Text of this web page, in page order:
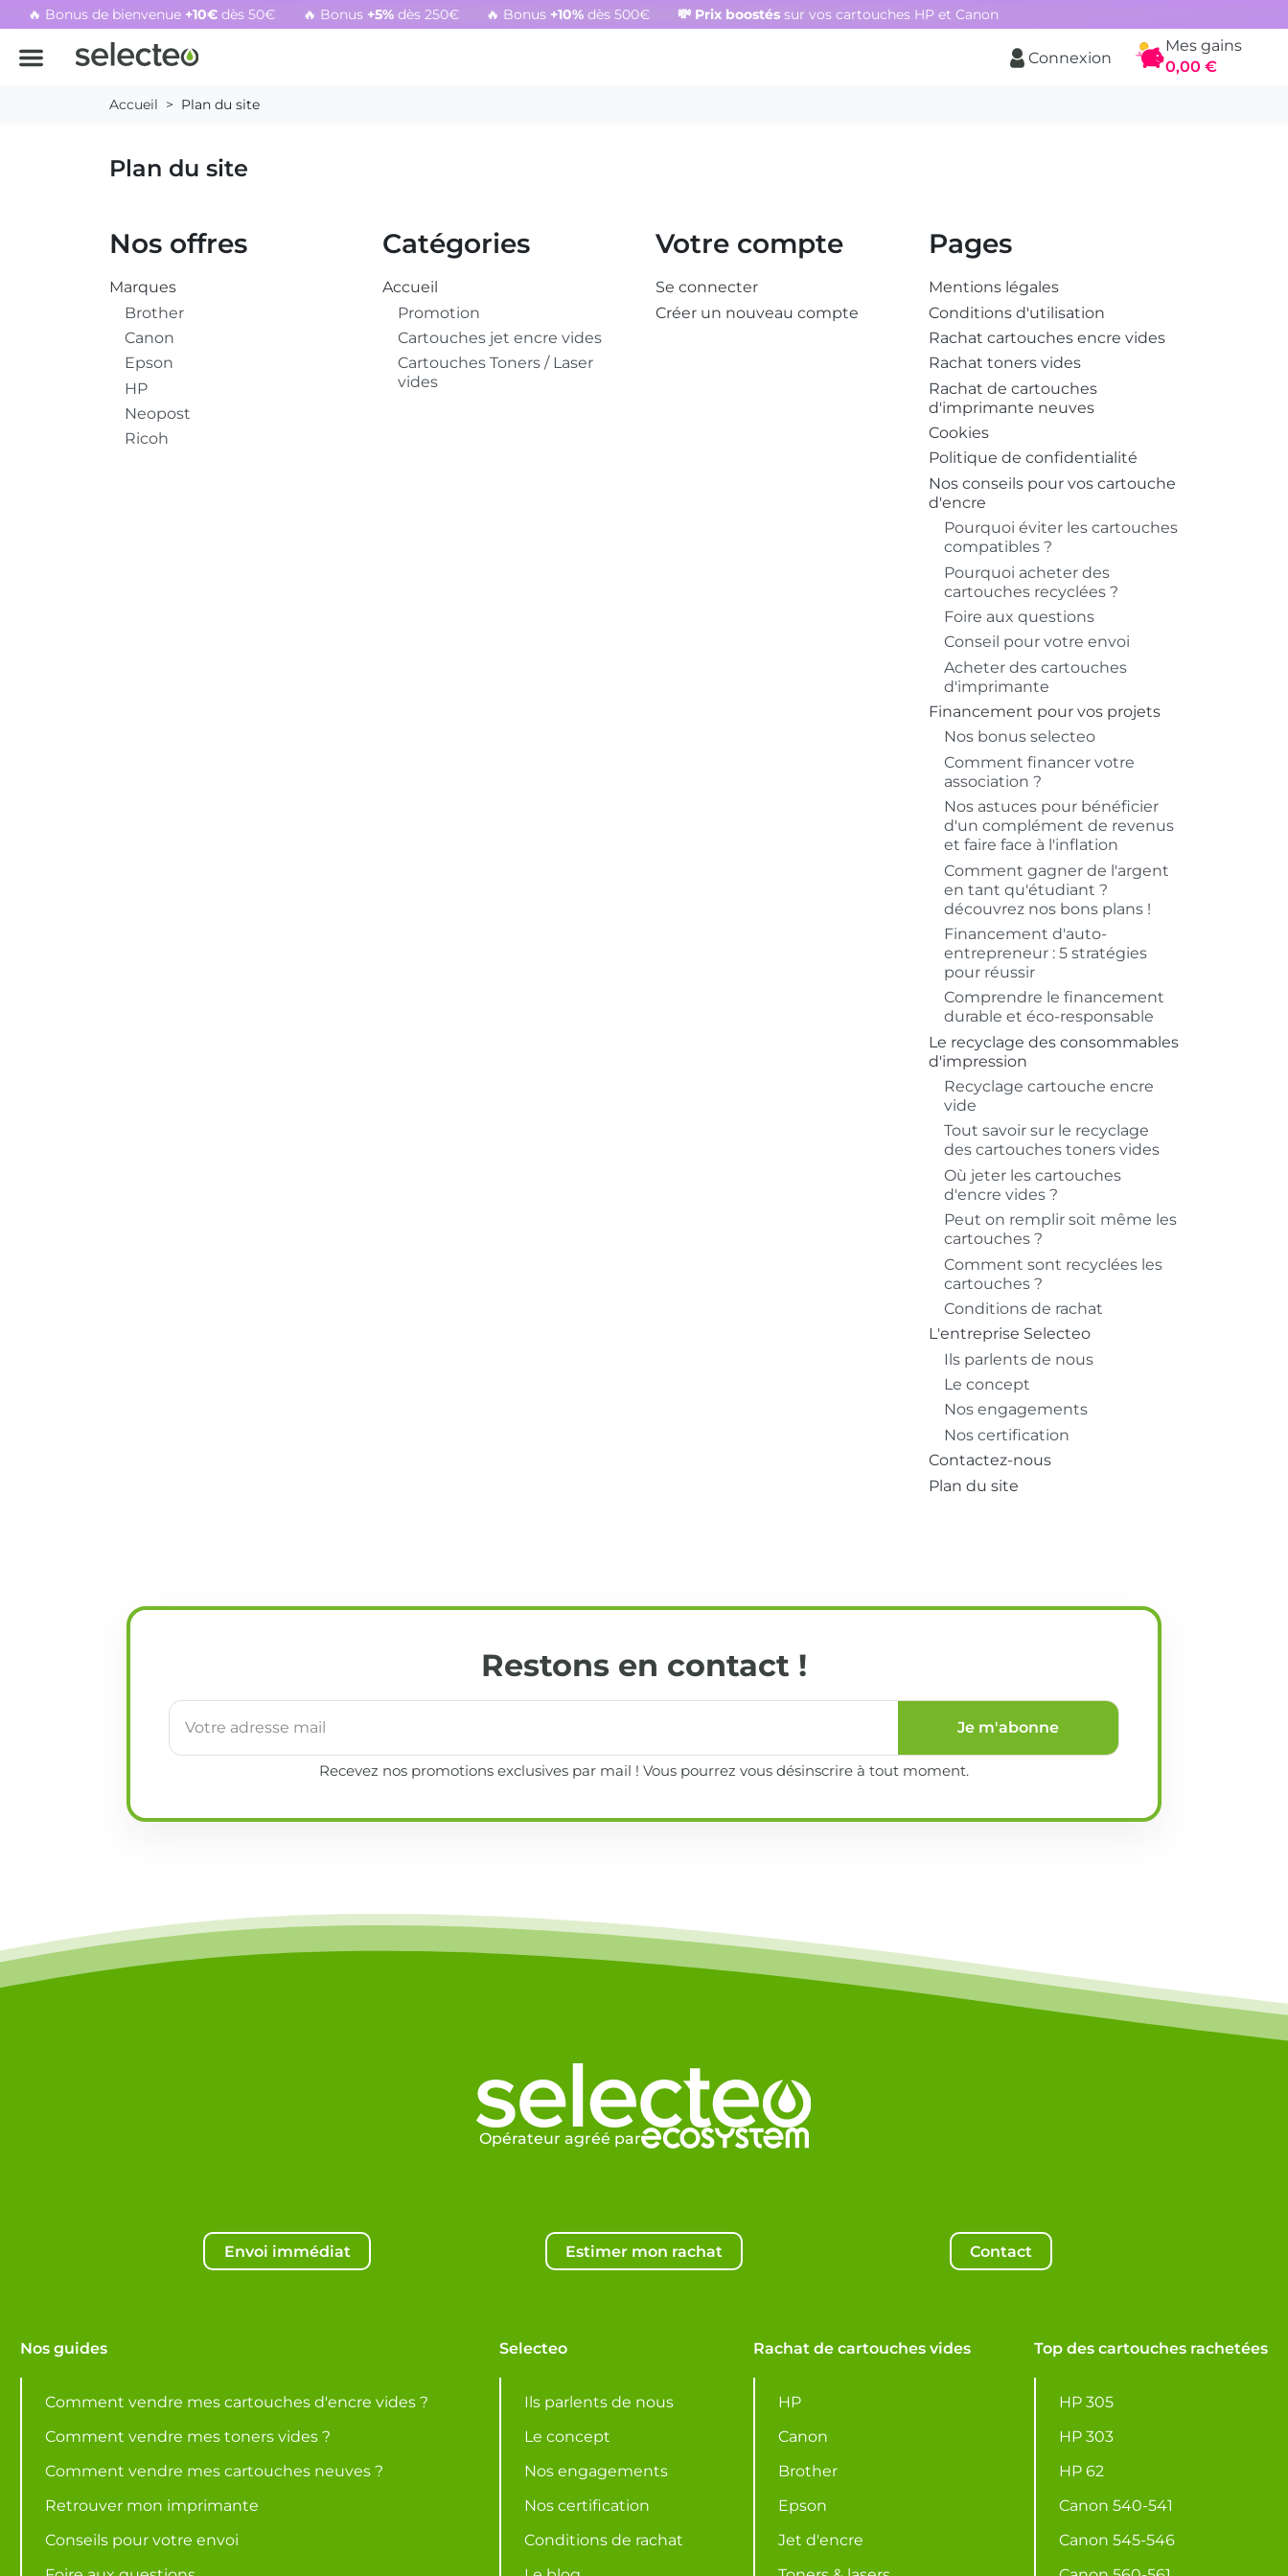
🔥 Bonus de bienvenue +10€dès 50€ 🔥 Bonus +5%dès 250€ 🔥 Bonus +10% dès 500€ 💸 Prix boostés sur vos cartouches HP et Canon
Connexion
Panier
Mes gains
0,00 €
Accueil Plan du site
Plan du site
Nos offres
Marques
Brother
Canon
Epson
HP
Neopost
Ricoh
Catégories
Accueil
Promotion
Cartouches jet encre vides
Cartouches Toners / Laser
vides
Votre compte
Se connecter
Créer un nouveau compte
Pages
Mentions légales
Conditions d'utilisation
Rachat cartouches encre vides
Rachat toners vides
Rachat de cartouches
d'imprimante neuves
Cookies
Politique de confidentialité
Nos conseils pour vos cartouche
d'encre
Pourquoi éviter les cartouches
compatibles ?
Pourquoi acheter des
cartouches recyclées ?
Foire aux questions
Conseil pour votre envoi
Acheter des cartouches
d'imprimante
Financement pour vos projets
Nos bonus selecteo
Comment financer votre
association ?
Nos astuces pour bénéficier
d'un complément de revenus
et faire face à l'inflation
Comment gagner de l'argent
en tant qu'étudiant ?
découvrez nos bons plans !
Financement d'auto-
entrepreneur : 5 stratégies
pour réussir
Comprendre le financement
durable et éco-responsable
Le recyclage des consommables
d'impression
Recyclage cartouche encre
vide
Tout savoir sur le recyclage
des cartouches toners vides
Où jeter les cartouches
d'encre vides ?
Peut on remplir soit même les
cartouches ?
Comment sont recyclées les
cartouches ?
Conditions de rachat
L'entreprise Selecteo
Ils parlents de nous
Le concept
Nos engagements
Nos certification
Contactez-nous
Plan du site
Restons en contact !
Je m'abonne
Recevez nos promotions exclusives par mail ! Vous pourrez vous désinscrire à tout moment.
Opérateur agréé par
Envoi immédiat Estimer mon rachat Contact
Nos guides
Comment vendre mes cartouches d'encre vides ?
Comment vendre mes toners vides ?
Comment vendre mes cartouches neuves ?
Retrouver mon imprimante
Conseils pour votre envoi
Selecteo
Ils parlents de nous
Le concept
Nos engagements
Nos certification
Conditions de rachat
Rachat de cartouches vides
HP
Canon
Brother
Epson
Jet d'encre
Top des cartouches rachetées
HP 305
HP 303
HP 62
Canon 540-541
Canon 545-546